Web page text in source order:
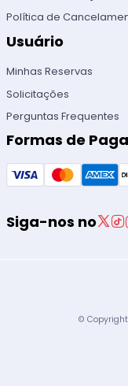
Política de
Usuário
Minhas Reservas
Solicitações
Perguntas Frequentes
Formas de
Siga-nos no
© Copyright